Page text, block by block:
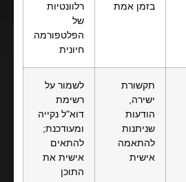
בזמן אמת
רלוונטיות
של
הפלטפורמה
חיונית
תקשורת
ישירה,
הודעות
שניתנות
להתאמה
אישית
לשמור על
רשימת
דוא"ל נקייה
ומעודכנת;
להתאים
אישית את
התוכן